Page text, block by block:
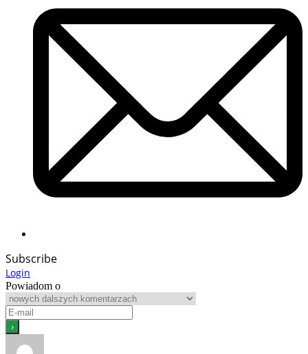
Subscribe
Login
Powiadom o